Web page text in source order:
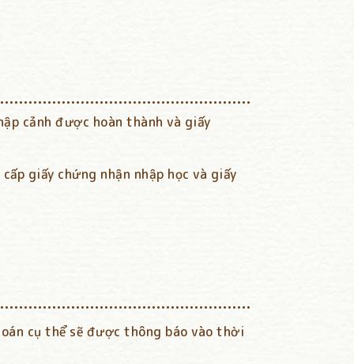
cảnh được hoàn thành và giấy
giấy chứng nhận nhập học và giấy
cụ thể sẽ được thông báo vào thời